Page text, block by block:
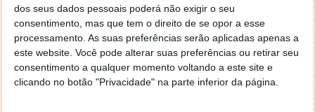
dos seus dados pessoais poderá não exigir o seu
consentimento, mas que tem o direito de se opor a esse
processamento. As suas preferências serão aplicadas apenas a
este website. Você pode alterar suas preferências ou retirar seu
consentimento a qualquer momento voltando a este site e
clicando no botão "Privacidade" na parte inferior da página.
Para aqueles que pretendem pedir boleia apenas
depois de aterrar, a Uber disponibiliza a
funcionalidade Ready When You Are, que permite aos
clientes escolherem ser recolhidos em 20 minutos, 10
minutos, ou logo que possível. Por sua vez, esta
funcionalidade da Uber está atualmente em